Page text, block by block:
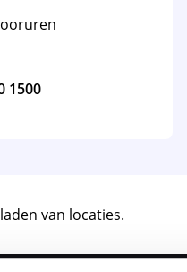
1500
van locaties.